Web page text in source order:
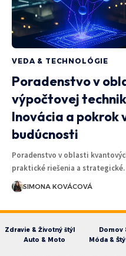
VEDA & TECHNOLÓGIE
Poradenstvo v
výpočtovej
Inovácia a pokrok
budúcnosti
Poradenstvo v oblasti
praktické riešenia a
SIMONA KOVÁCOVÁ
Zdravie & Životný štýl Domov
Auto & Moto
Móda &